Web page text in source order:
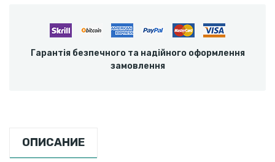
Гарантія безпечного та надійного оформлення
замовлення
ОПИСАНИЕ